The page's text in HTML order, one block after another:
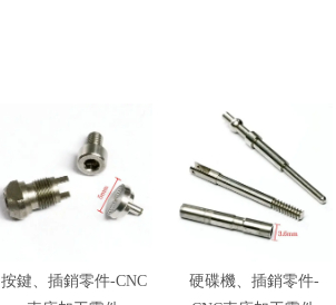
按鍵、插銷零件-CNC
硬碟機、插銷零件-